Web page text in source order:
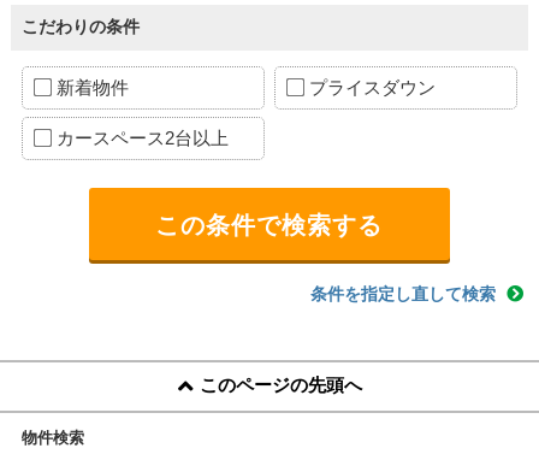
こだわりの条件
新着物件 プライスダウン
カースペース2台以上
条件を指定し直して検索
このページの先頭へ
物件検索